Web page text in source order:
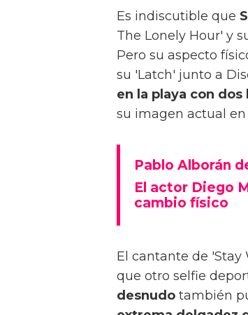
Es indiscutible que
The Lonely Hour' y
Pero su aspecto
su 'Latch' junto a
en la playa con dos
su imagen actual
Pablo Alborán
El actor Diego
cambio físico
El cantante de
que otro selfie
desnudo también